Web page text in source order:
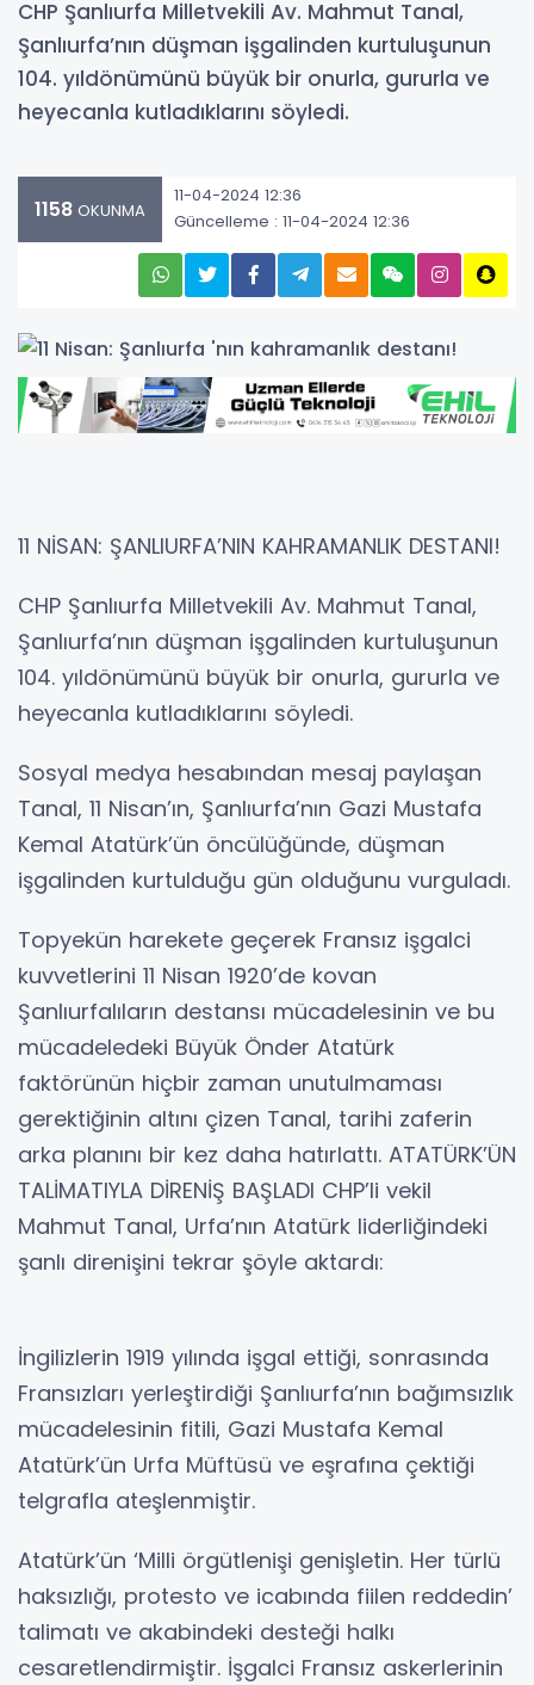
CHP Şanlıurfa Milletvekili Av. Mahmut Tanal,
Şanlıurfa’nın düşman işgalinden kurtuluşunun
104. yıldönümünü büyük bir onurla, gururla ve
heyecanla kutladıklarını söyledi.
1158 OKUNMA
11-04-2024 12:36
Güncelleme : 11-04-2024 12:36
11 NİSAN: ŞANLIURFA’NIN KAHRAMANLIK DESTANI!
CHP Şanlıurfa Milletvekili Av. Mahmut Tanal,
Şanlıurfa’nın düşman işgalinden kurtuluşunun
104. yıldönümünü büyük bir onurla, gururla ve
heyecanla kutladıklarını söyledi.
Sosyal medya hesabından mesaj paylaşan
Tanal, 11 Nisan’ın, Şanlıurfa’nın Gazi Mustafa
Kemal Atatürk’ün öncülüğünde, düşman
işgalinden kurtulduğu gün olduğunu vurguladı.
Topyekün harekete geçerek Fransız işgalci
kuvvetlerini 11 Nisan 1920’de kovan
Şanlıurfalıların destansı mücadelesinin ve bu
mücadeledeki Büyük Önder Atatürk
faktörünün hiçbir zaman unutulmaması
gerektiğinin altını çizen Tanal, tarihi zaferin
arka planını bir kez daha hatırlattı. ATATÜRK’ÜN
TALİMATIYLA DİRENİŞ BAŞLADI CHP’li vekil
Mahmut Tanal, Urfa’nın Atatürk liderliğindeki
şanlı direnişini tekrar şöyle aktardı:
İngilizlerin 1919 yılında işgal ettiği, sonrasında
Fransızları yerleştirdiği Şanlıurfa’nın bağımsızlık
mücadelesinin fitili, Gazi Mustafa Kemal
Atatürk’ün Urfa Müftüsü ve eşrafına çektiği
telgrafla ateşlenmiştir.
Atatürk’ün ‘Milli örgütlenişi genişletin. Her türlü
haksızlığı, protesto ve icabında fiilen reddedin’
talimatı ve akabindeki desteği halkı
cesaretlendirmiştir. İşgalci Fransız askerlerinin